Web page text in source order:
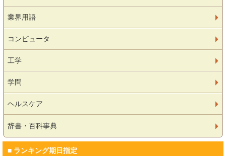
業界用語
コンピュータ
工学
学問
ヘルスケア
辞書・百科事典
■ ランキング期日指定